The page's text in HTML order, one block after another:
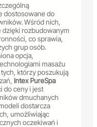
dostosowane do
Wśród nich,
dzięki rozbudowanym
co sprawia,
grup osób.
opcja,
masażu
którzy poszukują
Intex PureSpa
do ceny i jest
dmuchanych
dostarcza
umożliwiając
oczekiwań i